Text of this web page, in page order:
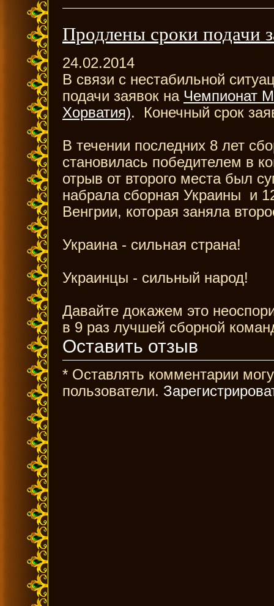
Продлены сроки подачи
24.02.2014
В связи с нестабильной
подачи заявок на Чемпионат
Хорватия). Конечный срок
В течении последних 8 лет
становилась победителем в
отрыв от второго места был
набрала сборная Украины и
Венгрии, которая заняла
Украина - сильная страна!
Украинцы - сильный народ!
Давайте докажем это
в 9 раз лучшей сборной
Оставить отзыв
* Оставлять комментарии
пользователи.